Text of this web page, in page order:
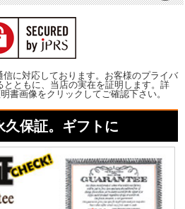
に対応しております。お客様のプライバ
とともに、当店の実在を証明します。詳
書画像をクリックしてご確認下さい。
久保証。ギフトに